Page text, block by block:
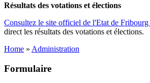
Résultats des votations et élections
Consultez le site officiel de l'Etat de Fribourg
direct les résultats des votations et élections.
Home » Administration
Formulaire